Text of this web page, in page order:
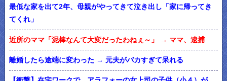
最低な家を出て2年、母親がやってきて泣き出し「家に帰ってき
てくれ」
近所のママ「泥棒なんて大変だったわねぇ～」 → ママ、逮捕
離婚したら途端に変わった → 元夫がバカすぎて呆れる